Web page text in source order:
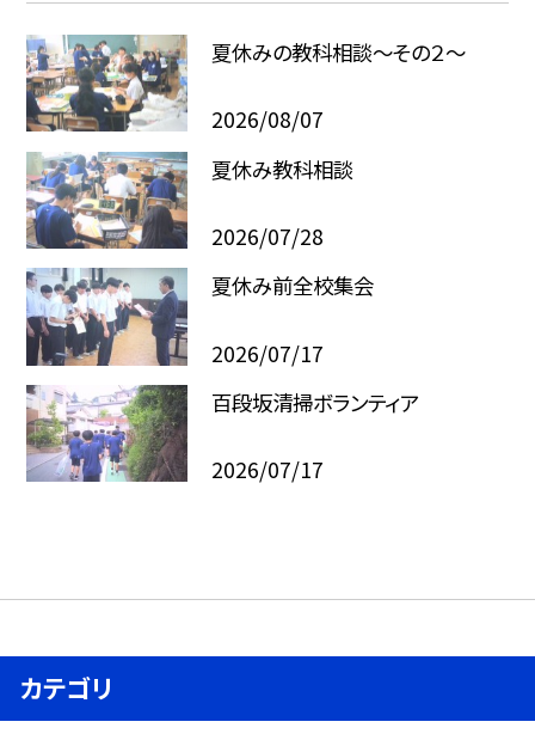
夏休みの教科相談～その２～
2026/08/07
夏休み教科相談
2026/07/28
夏休み前全校集会
2026/07/17
百段坂清掃ボランティア
2026/07/17
カテゴリ